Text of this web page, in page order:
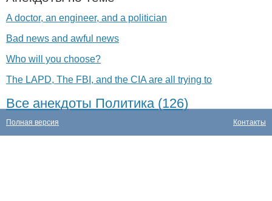
A doctor, an engineer, and a politician
Bad news and awful news
Who will you choose?
The LAPD, The FBI, and the CIA are all trying to
Все анекдоты Политика (126)
Контакты
Полная версия